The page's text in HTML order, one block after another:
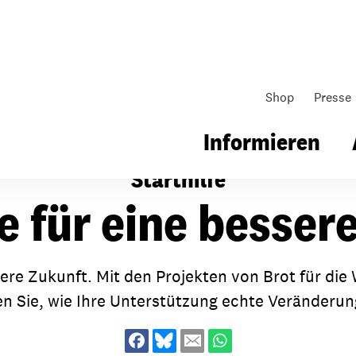
Shop Presse
Informieren
Unsere Arbeit
Wo wir arbeiten
Über unsere politische Arbeit
für Schule & Jugend
Gemeindearbeit
Kollekten
Starthilfe
für eine
Zukunft. Mit den Projekten von Brot für die
Sie, wie Ihre Unterstützung echte